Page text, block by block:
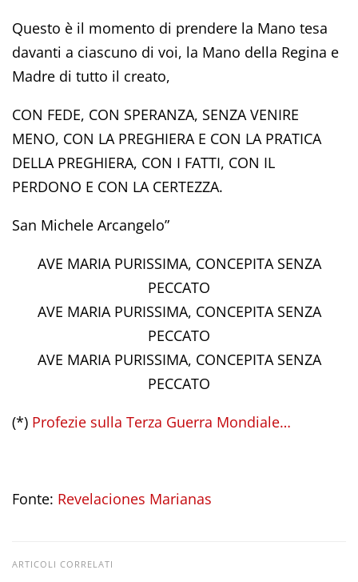
Questo è il momento di prendere la Mano tesa
davanti a ciascuno di voi, la Mano della Regina e
Madre di tutto il creato,
CON FEDE, CON SPERANZA, SENZA VENIRE
MENO, CON LA PREGHIERA E CON LA PRATICA
DELLA PREGHIERA, CON I FATTI, CON IL
PERDONO E CON LA CERTEZZA.
San Michele Arcangelo”
AVE MARIA PURISSIMA, CONCEPITA SENZA
PECCATO
AVE MARIA PURISSIMA, CONCEPITA SENZA
PECCATO
AVE MARIA PURISSIMA, CONCEPITA SENZA
PECCATO
(*) Profezie sulla Terza Guerra Mondiale…
Fonte: Revelaciones Marianas
ARTICOLI CORRELATI